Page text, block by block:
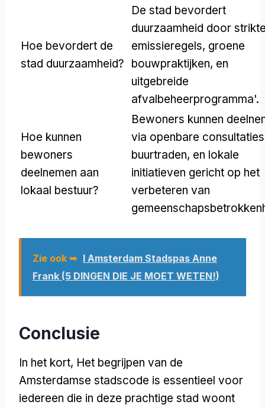
Hoe bevordert de
stad duurzaamheid?
De stad bevordert
duurzaamheid door
emissieregels, groene
bouwpraktijken, en
uitgebreide
afvalbeheerprogramma'.
Hoe kunnen
bewoners
deelnemen aan
lokaal bestuur?
Bewoners kunnen
via openbare
buurtraden, en lokale
initiatieven gericht op het
verbeteren van
Zie ook ➥ I Amsterdam Stadspas Anne
Frank (5 DINGEN DIE JE MOET WETEN!)
Conclusie
In het kort, Het begrijpen van de
Amsterdamse stadscode is essentieel voor
iedereen die in deze prachtige stad woont